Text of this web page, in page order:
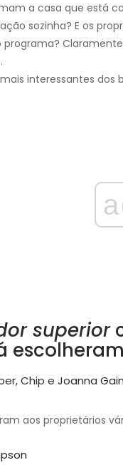
a casa que está
sozinha? E os
programa?
interessantes dos
superior
aos proprietários